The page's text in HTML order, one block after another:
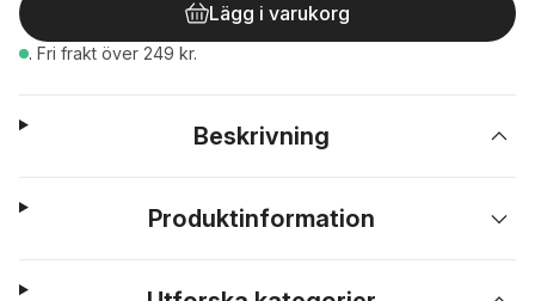
Lägg i varukorg
. Fri frakt över 249 kr.
Beskrivning
Produktinformation